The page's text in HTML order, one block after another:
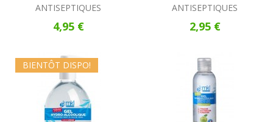
ANTISEPTIQUES
4,95 €
ANTISEPTIQUES
2,95 €
BIENTÔT DISPO!